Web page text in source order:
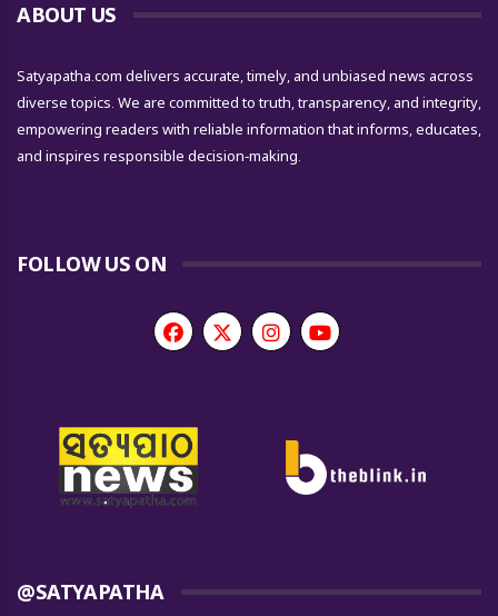
ABOUT US
Satyapatha.com delivers accurate, timely, and unbiased news across
diverse topics. We are committed to truth, transparency, and integrity,
empowering readers with reliable information that informs, educates,
and inspires responsible decision-making.
FOLLOW US ON
@SATYAPATHA